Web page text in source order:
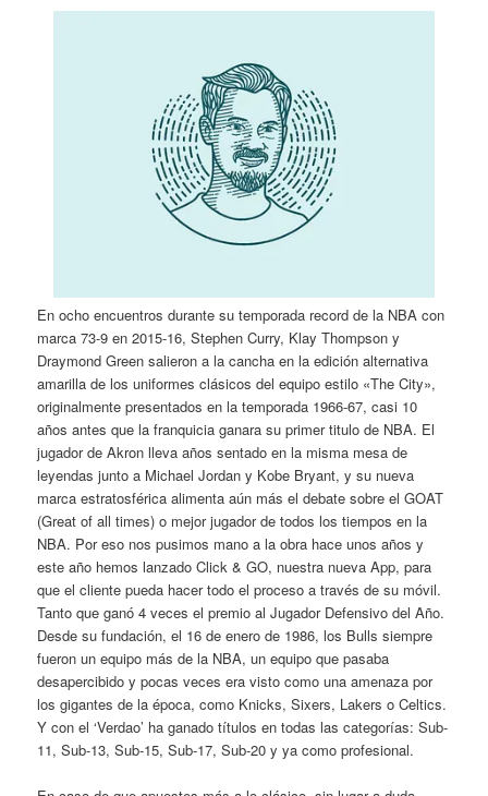
En ocho encuentros durante su temporada record de la NBA con
marca 73-9 en 2015-16, Stephen Curry, Klay Thompson y
Draymond Green salieron a la cancha en la edición alternativa
amarilla de los uniformes clásicos del equipo estilo «The City»,
originalmente presentados en la temporada 1966-67, casi 10
años antes que la franquicia ganara su primer titulo de NBA. El
jugador de Akron lleva años sentado en la misma mesa de
leyendas junto a Michael Jordan y Kobe Bryant, y su nueva
marca estratosférica alimenta aún más el debate sobre el GOAT
(Great of all times) o mejor jugador de todos los tiempos en la
NBA. Por eso nos pusimos mano a la obra hace unos años y
este año hemos lanzado Click & GO, nuestra nueva App, para
que el cliente pueda hacer todo el proceso a través de su móvil.
Tanto que ganó 4 veces el premio al Jugador Defensivo del Año.
Desde su fundación, el 16 de enero de 1986, los Bulls siempre
fueron un equipo más de la NBA, un equipo que pasaba
desapercibido y pocas veces era visto como una amenaza por
los gigantes de la época, como Knicks, Sixers, Lakers o Celtics.
Y con el ‘Verdao’ ha ganado títulos en todas las categorías: Sub-
11, Sub-13, Sub-15, Sub-17, Sub-20 y ya como profesional.